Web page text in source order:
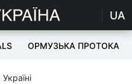
UA
ОРМУЗЬКА ПРОТОКА